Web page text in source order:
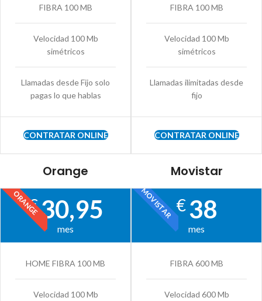
FIBRA 100 MB
Velocidad 100 Mb
simétricos
Llamadas desde Fijo solo
pagas lo que hablas
CONTRATAR ONLINE
FIBRA 100 MB
Velocidad 100 Mb
simétricos
Llamadas ilimitadas desde
fijo
CONTRATAR ONLINE
Orange
ORANGE
€30,95
mes
HOME FIBRA 100 MB
Velocidad 100 Mb
Movistar
MOVISTAR€38
mes
FIBRA 600 MB
Velocidad 600 Mb